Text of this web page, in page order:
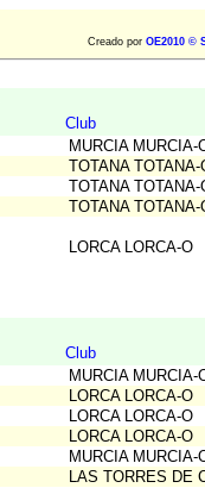
Creado por OE2010 ©
Club
MURCIA MURCIA-
TOTANA TOTANA-
TOTANA TOTANA-
TOTANA TOTANA-
LORCA LORCA-O
Club
MURCIA MURCIA-
LORCA LORCA-O
LORCA LORCA-O
LORCA LORCA-O
MURCIA MURCIA-
LAS TORRES DE